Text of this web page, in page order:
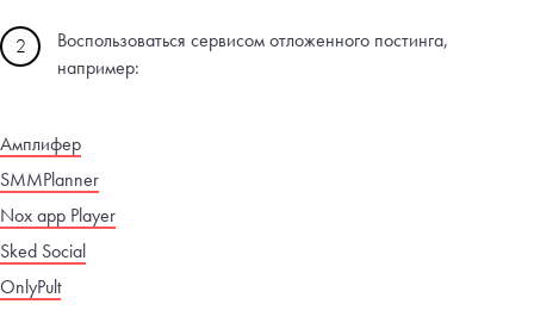
2
Воспользоваться сервисом отложенного постинга,
например:
Амплифер
SMMPlanner
Nox app Player
Sked Social
OnlyPult